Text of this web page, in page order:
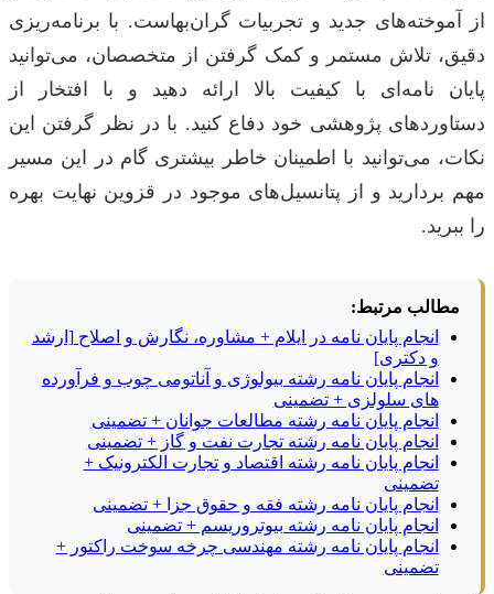
از آموخته‌های جدید و تجربیات گران‌بهاست. با برنامه‌ریزی
دقیق، تلاش مستمر و کمک گرفتن از متخصصان، می‌توانید
پایان نامه‌ای با کیفیت بالا ارائه دهید و با افتخار از
دستاوردهای پژوهشی خود دفاع کنید. با در نظر گرفتن این
نکات، می‌توانید با اطمینان خاطر بیشتری گام در این مسیر
مهم بردارید و از پتانسیل‌های موجود در قزوین نهایت بهره
را ببرید.
مطالب مرتبط:
انجام پایان نامه در ایلام + مشاوره، نگارش و اصلاح [ارشد
و دکتری]
انجام پایان نامه رشته بیولوژی و آناتومی چوب و فرآورده
های سلولزی + تضمینی
انجام پایان نامه رشته مطالعات جوانان + تضمینی
انجام پایان نامه رشته تجارت نفت و گاز + تضمینی
انجام پایان نامه رشته اقتصاد و تجارت الکترونیک +
تضمینی
انجام پایان نامه رشته فقه و حقوق جزا + تضمینی
انجام پایان نامه رشته بیوتروریسم + تضمینی
انجام پایان نامه رشته مهندسی چرخه سوخت راکتور +
تضمینی